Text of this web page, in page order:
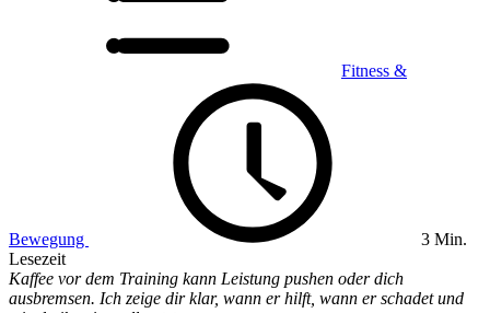
Fitness &
Bewegung
3 Min.
Lesezeit
Kaffee vor dem Training kann Leistung pushen oder dich
ausbremsen. Ich zeige dir klar, wann er hilft, wann er schadet und